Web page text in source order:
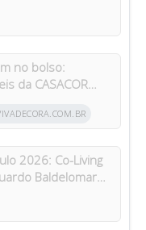
no bolso:
da CASACOR
2026: Co-Living
Baldelomar